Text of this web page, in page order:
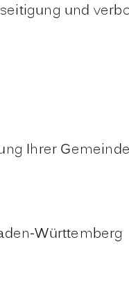
und
Ihrer Gemeinde
Württemberg